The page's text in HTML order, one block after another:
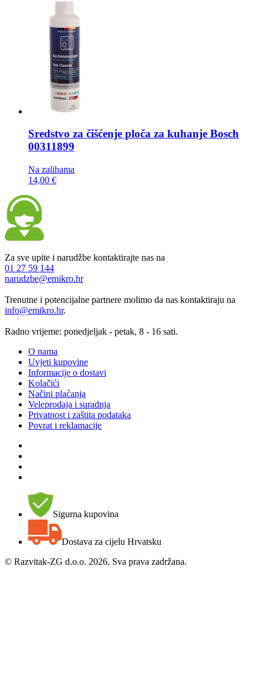
Sredstvo za čišćenje ploča za kuhanje Bosch
00311899
Na zalihama
14,00 €
Za sve upite i narudžbe kontaktirajte nas na
01 27 59 144
narudzbe@emikro.hr
Trenutne i potencijalne partnere molimo da nas kontaktiraju na
info@emikro.hr.
Radno vrijeme: ponedjeljak - petak, 8 - 16 sati.
O nama
Uvjeti kupovine
Informacije o dostavi
Kolačići
Načini plaćanja
Veleprodaja i suradnja
Privatnost i zaštita podataka
Povrat i reklamacije
Sigurna kupovina
Dostava za cijelu Hrvatsku
© Razvitak-ZG d.o.o. 2026. Sva prava zadržana.